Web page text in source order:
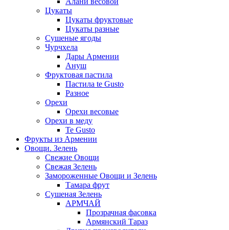
Цукаты
Цукаты фруктовые
Цукаты разные
Сушеные ягоды
Чурчхела
Дары Армении
Ануш
Фруктовая пастила
Пастила te Gusto
Разное
Орехи
Орехи весовые
Орехи в меду
Te Gusto
Фрукты из Армении
Овощи. Зелень
Свежие Овощи
Свежая Зелень
Замороженные Овощи и Зелень
Тамара фрут
Сушеная Зелень
АРМЧАЙ
Прозрачная фасовка
Армянский Тараз